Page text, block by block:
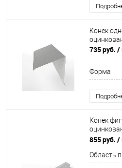
Конек
735 руб. /
Форма
Конек
625 мм
855 руб. /
Область